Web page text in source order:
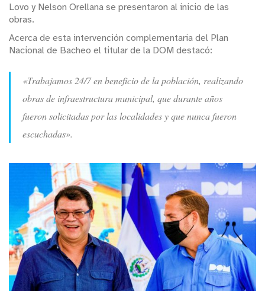
Lovo y Nelson Orellana se presentaron al inicio de las
obras.
Acerca de esta intervención complementaria del Plan
Nacional de Bacheo el titular de la DOM destacó:
«Trabajamos 24/7 en beneficio de la población, realizando
obras de infraestructura municipal, que durante años
fueron solicitadas por las localidades y que nunca fueron
escuchadas».